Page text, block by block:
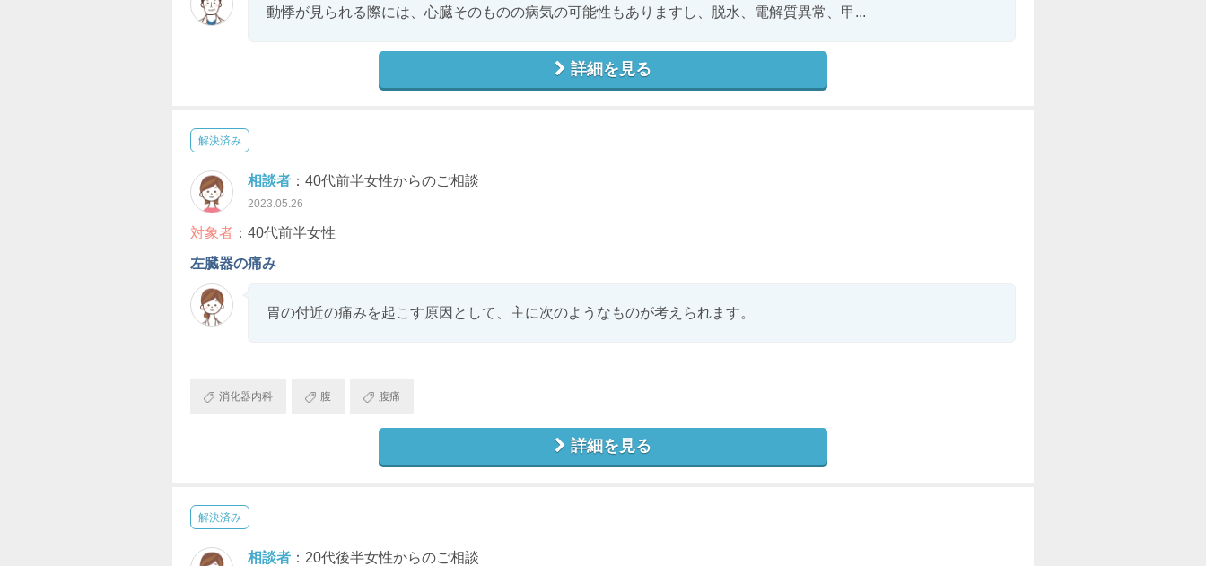
動悸が見られる際には、心臓そのものの病気の可能性もありますし、脱水、電解質異常、甲...
詳細を見る
解決済み
相談者 ：40代前半女性からのご相談
2023.05.26
対象者 ：40代前半女性
左臓器の痛み
胃の付近の痛みを起こす原因として、主に次のようなものが考えられます。
消化器内科 腹 腹痛
詳細を見る
解決済み
相談者 ：20代後半女性からのご相談